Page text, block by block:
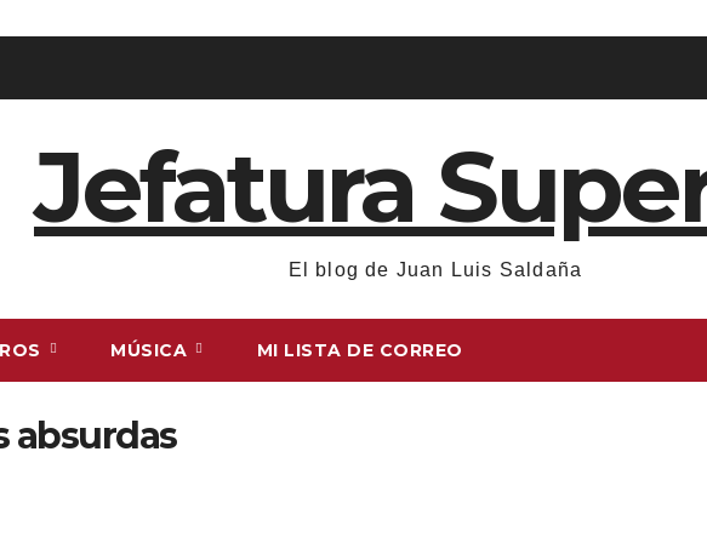
Jefatura
El blog de Juan Luis Saldaña
MÚSICA MI LISTA DE CORREO
absurdas